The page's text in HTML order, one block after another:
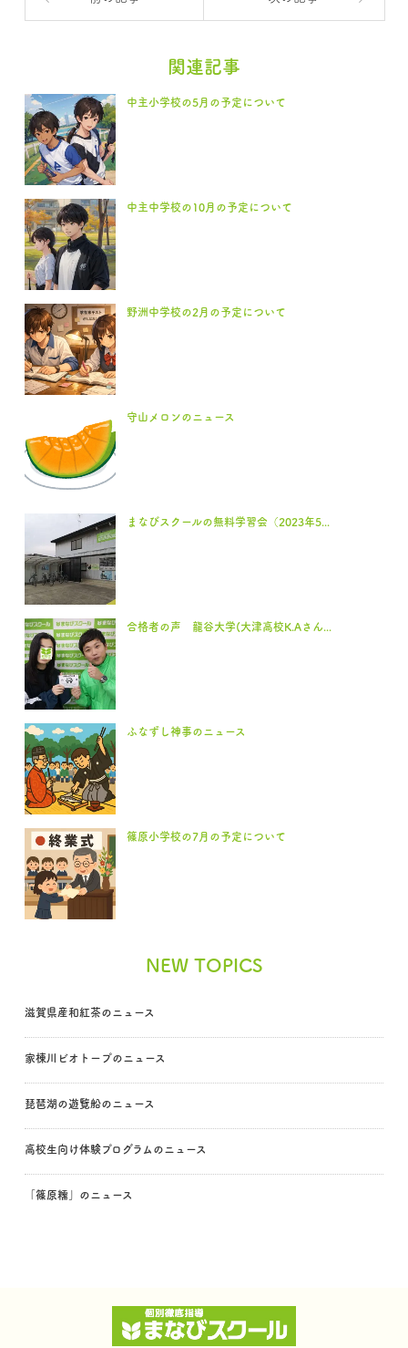
関連記事
中主小学校の5月の予定について
中主中学校の10月の予定について
野洲中学校の2月の予定について
守山メロンのニュース
まなびスクールの無料学習会（2023年5...
合格者の声 龍谷大学(大津高校K.Aさん...
ふなずし神事のニュース
篠原小学校の7月の予定について
NEW TOPICS
滋賀県産和紅茶のニュース
家棟川ビオトープのニュース
琵琶湖の遊覧船のニュース
高校生向け体験プログラムのニュース
「篠原糯」のニュース